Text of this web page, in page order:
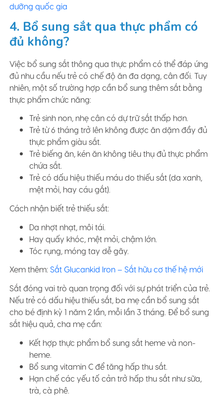
dưỡng quốc gia
4. Bổ sung sắt qua thực phẩm có
đủ không?
Việc bổ sung sắt thông qua thực phẩm có thể đáp ứng
đủ nhu cầu nếu trẻ có chế độ ăn đa dạng, cân đối. Tuy
nhiên, một số trường hợp cần bổ sung thêm sắt bằng
thực phẩm chức năng:
Trẻ sinh non, nhẹ cân có dự trữ sắt thấp hơn.
Trẻ từ 6 tháng trở lên không được ăn dặm đầy đủ
thực phẩm giàu sắt.
Trẻ biếng ăn, kén ăn không tiêu thụ đủ thực phẩm
chứa sắt.
Trẻ có dấu hiệu thiếu máu do thiếu sắt (da xanh,
mệt mỏi, hay cáu gắt).
Cách nhận biết trẻ thiếu sắt:
Da nhợt nhạt, môi tái.
Hay quấy khóc, mệt mỏi, chậm lớn.
Tóc rụng, móng tay dễ gãy.
Xem thêm: Sắt Glucankid Iron – Sắt hữu cơ thế hệ mới
Sắt đóng vai trò quan trọng đối với sự phát triển của trẻ.
Nếu trẻ có dấu hiệu thiếu sắt, ba mẹ cần bổ sung sắt
cho bé định kỳ 1 năm 2 lần, mỗi lần 3 tháng. Để bổ sung
sắt hiệu quả, cha mẹ cần:
Kết hợp thực phẩm bổ sung sắt heme và non-
heme.
Bổ sung vitamin C để tăng hấp thu sắt.
Hạn chế các yếu tố cản trở hấp thu sắt như sữa,
trà, cà phê.